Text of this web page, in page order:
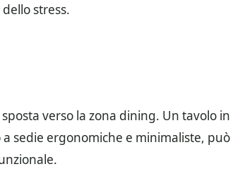
stress.
verso la zona dining. Un tavolo in
sedie ergonomiche e minimaliste, può